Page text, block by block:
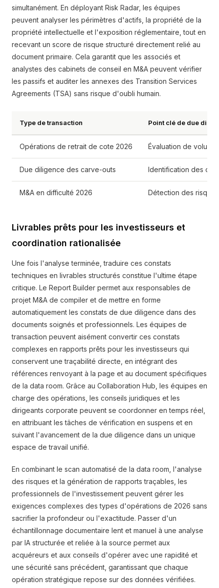
simultanément. En déployant Risk Radar, les équipes
peuvent analyser les périmètres d'actifs, la propriété de la
propriété intellectuelle et l'exposition réglementaire, tout en
recevant un score de risque structuré directement relié au
document primaire. Cela garantit que les associés et
analystes des cabinets de conseil en M&A peuvent vérifier
les passifs et auditer les annexes des Transition Services
Agreements (TSA) sans risque d'oubli humain.
Type de transaction Point clé de due
Opérations de retrait de cote 2026 Évaluation de
Due diligence des carve-outs Identification des
M&A en difficulté 2026 Détection des
Livrables prêts pour les investisseurs et
coordination rationalisée
Une fois l'analyse terminée, traduire ces constats
techniques en livrables structurés constitue l'ultime étape
critique. Le Report Builder permet aux responsables de
projet M&A de compiler et de mettre en forme
automatiquement les constats de due diligence dans des
documents soignés et professionnels. Les équipes de
transaction peuvent aisément convertir ces constats
complexes en rapports prêts pour les investisseurs qui
conservent une traçabilité directe, en intégrant des
références renvoyant à la page et au document spécifiques
de la data room. Grâce au Collaboration Hub, les équipes en
charge des opérations, les conseils juridiques et les
dirigeants corporate peuvent se coordonner en temps réel,
en attribuant les tâches de vérification en suspens et en
suivant l'avancement de la due diligence dans un unique
espace de travail unifié.
En combinant le scan automatisé de la data room, l'analyse
des risques et la génération de rapports traçables, les
professionnels de l'investissement peuvent gérer les
exigences complexes des types d'opérations de 2026 sans
sacrifier la profondeur ou l'exactitude. Passer d'un
échantillonnage documentaire lent et manuel à une analyse
par IA structurée et reliée à la source permet aux
acquéreurs et aux conseils d'opérer avec une rapidité et
une sécurité sans précédent, garantissant que chaque
opération stratégique repose sur des données vérifiées.